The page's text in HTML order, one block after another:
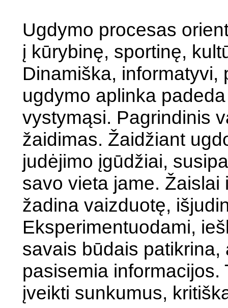
Ugdymo procesas
į kūrybinę, sportinę,
Dinamiška,
ugdymo aplinka
vystymąsi. Pagrindinis
žaidimas. Žaidžiant
judėjimo įgūdžiai,
savo vieta jame.
žadina vaizduotę,
Eksperimentuodami,
savais būdais
pasisemia informacijos.
įveikti sunkumus,